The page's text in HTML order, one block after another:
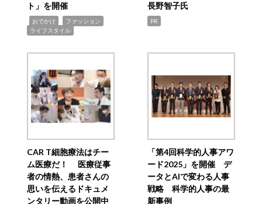
ト」を開催
おでかけ ファッション
ライフスタイル
長野智子氏
PR
CAR T細胞療法はチー
ム医療だ！ 医療従事
者の情熱、患者さんの
思いを伝えるドキュメ
ンタリー動画を公開中
「第4回科学的人事アワ
ード2025」を開催 デ
ータとAIで変わる人事
戦略 科学的人事の最
新事例